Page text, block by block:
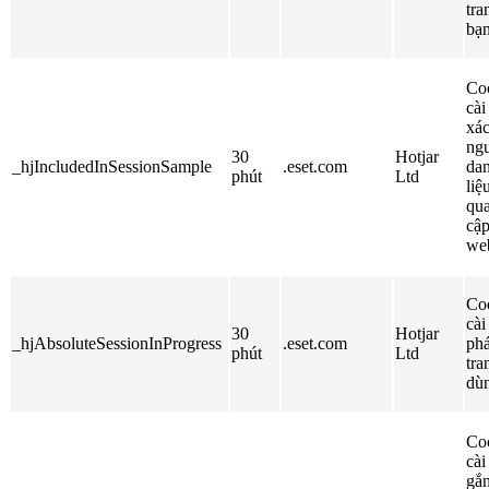
_hjIncludedInSessionSample
30
phút
.eset.com
Hotjar
Ltd
_hjAbsoluteSessionInProgress
30
phút
.eset.com
Hotjar
Ltd